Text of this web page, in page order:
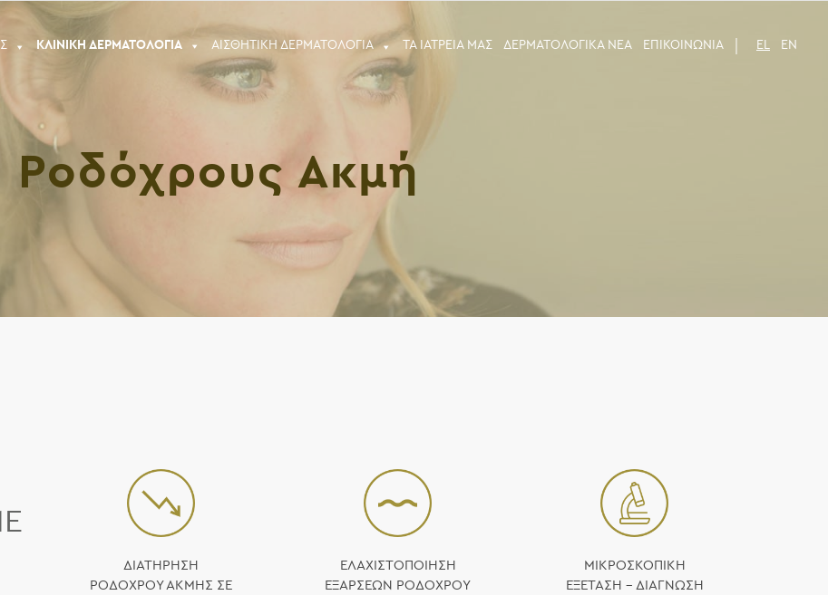
ΚΛΙΝΙΚΗ ΔΕΡΜΑΤΟΛΟΓΙΑ ΑΙΣΘΗΤΙΚΗ ΔΕΡΜΑΤΟΛΟΓΙΑ ΤΑ ΙΑΤΡΕΙΑ ΜΑΣ ΔΕΡΜΑΤΟΛΟΓΙΚΑ ΝΕΑ ΕΠΙΚΟΙΝΩΝΙΑ EL EN
Ροδόχρους Ακμή
ΔΙΑΤΗΡΗΣΗ
ΡΟΔΟΧΡΟΥ ΑΚΜΗΣ ΣΕ
ΕΛΑΧΙΣΤΟΠΟΙΗΣΗ
ΕΞΑΡΣΕΩΝ ΡΟΔΟΧΡΟΥ
ΜΙΚΡΟΣΚΟΠΙΚΉ
ΕΞΈΤΑΣΗ – ΔΙΆΓΝΩΣΗ